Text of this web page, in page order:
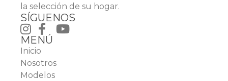
la selección de su hogar.
SÍGUENOS
MENÚ
Inicio
Nosotros
Modelos